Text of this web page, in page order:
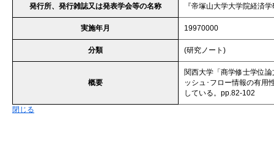
発行所、発行雑誌又は発表学会等の名称 『帝塚山大学大学院経済
実施年月 19970000
分類 (研究ノート)
概要
関西大学「商学修士学位
ッシュ･フロー情報の有用
している。pp.82-102
閉じる